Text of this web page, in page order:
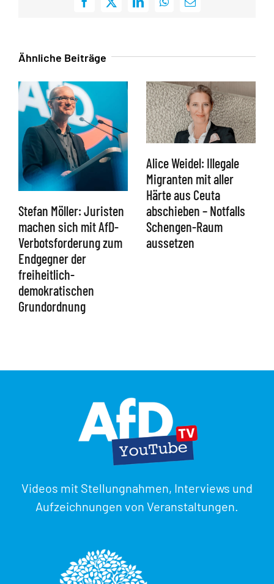
Facebook
X LinkedInWhatsApp
E-
Ähnliche Beiträge
Stefan Möller: Juristen
machen sich mit AfD-
Verbotsforderung zum
Endgegner der
freiheitlich-
demokratischen
Grundordnung
Alice Weidel: Illegale
Migranten mit aller
Härte aus Ceuta
abschieben – Notfalls
Schengen-Raum
aussetzen
Videos mit Stellungnahmen, Interviews und
Aufzeichnungen von Veranstaltungen.